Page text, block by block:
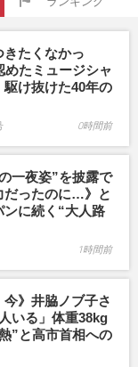
たくなかっ
めたミュージシャ
け抜けた40年の
0時間前
一夜姿”を披露で
だったのに…》と
に続く“大人路
1時間前
今》井脇ノブ子さ
いる」体重38kg
”と高市首相への